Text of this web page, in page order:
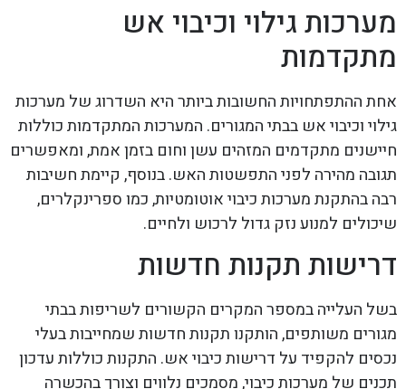
מערכות גילוי וכיבוי אש
מתקדמות
אחת ההתפתחויות החשובות ביותר היא השדרוג של מערכות
גילוי וכיבוי אש בבתי המגורים. המערכות המתקדמות כוללות
חיישנים מתקדמים המזהים עשן וחום בזמן אמת, ומאפשרים
תגובה מהירה לפני התפשטות האש. בנוסף, קיימת חשיבות
רבה בהתקנת מערכות כיבוי אוטומטיות, כמו ספרינקלרים,
שיכולים למנוע נזק גדול לרכוש ולחיים.
דרישות תקנות חדשות
בשל העלייה במספר המקרים הקשורים לשריפות בבתי
מגורים משותפים, הותקנו תקנות חדשות שמחייבות בעלי
נכסים להקפיד על דרישות כיבוי אש. התקנות כוללות עדכון
תכנים של מערכות כיבוי, מסמכים נלווים וצורך בהכשרה